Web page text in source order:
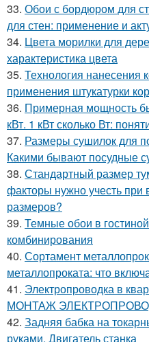
33. Обои с бордюром для
для стен: применение и
34. Цвета морилки для
характеристика цвета
35. Технология нанесения
применения штукатурки
36. Примерная мощность
кВт. 1 кВт сколько Вт:
37. Размеры сушилок для
Какими бывают посудные
38. Стандартный размер
факторы нужно учесть при
размеров?
39. Темные обои в
комбинирования
40. Сортамент
металлопроката: что
41. Электропроводка в
МОНТАЖ
42. Задняя бабка на
руками. Двигатель станка